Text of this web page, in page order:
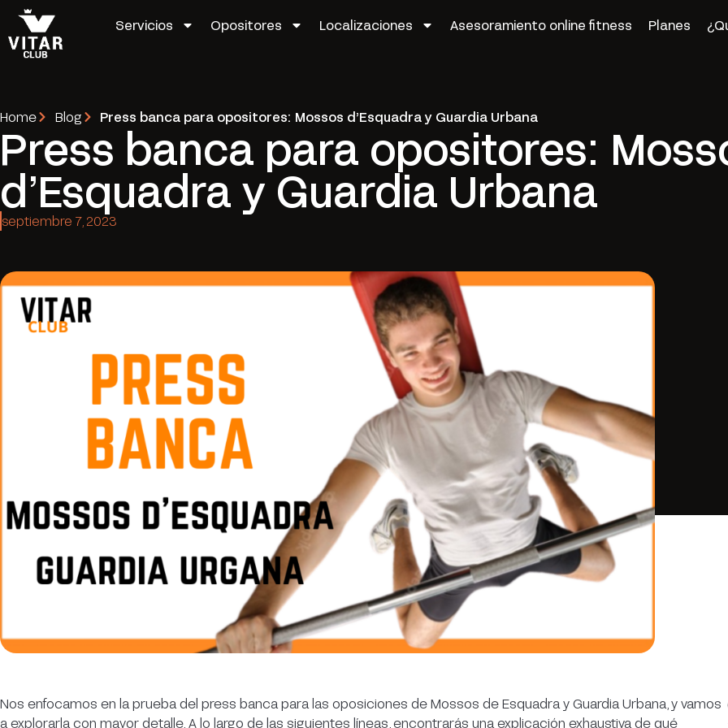
Servicios Opositores Localizaciones Asesoramiento online fitness Planes
Home Blog Press banca para opositores: Mossos d’Esquadra y Guardia Urbana
Press banca para opositores:
d’Esquadra y Guardia Urbana
septiembre 7, 2023
Nos enfocamos en la prueba del press banca para las oposiciones de Mossos de Esquadra y Guardia Urbana, y vamos
a explorarla con mayor detalle. A lo largo de las siguientes líneas, encontrarás una explicación exhaustiva de qué